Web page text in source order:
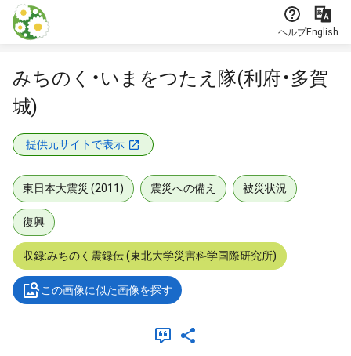
本文に飛ぶ
ヘルプEnglish
みちのく・いまをつたえ隊(利府・多賀
城)
提供元サイトで表示
東日本大震災 (2011) 震災への備え 被災状況
復興
収録:みちのく震録伝 (東北大学災害科学国際研究所)
この画像に似た画像を探す